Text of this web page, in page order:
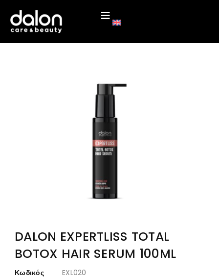
DALON EXPERTLISS TOTAL
BOTOX HAIR SERUM 100ML
Κωδικός
EXL020